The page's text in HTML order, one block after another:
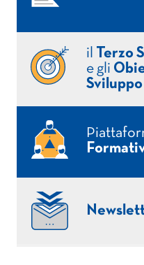
il
Terzo
e gli